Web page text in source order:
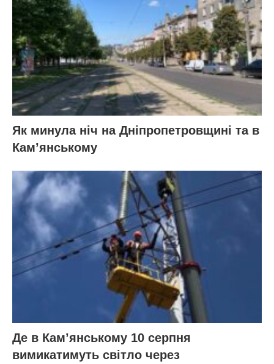
Як минула ніч на Дніпропетровщині та в
Кам’янському
Де в Кам’янському 10 серпня
вимикатимуть світло через